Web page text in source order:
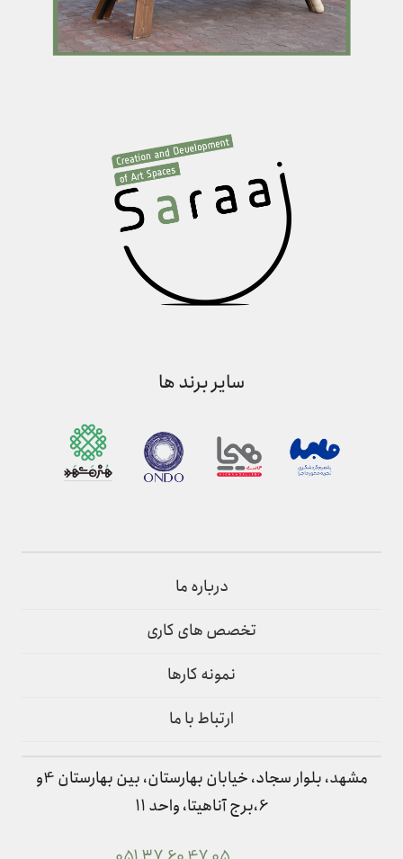
سایر برند ها
درباره ما
تخصص های کاری
نمونه کارها
ارتباط با ما
مشهد، بلوار سجاد، خیابان بهارستان، بین بهارستان 4و
6،برج آناهیتا، واحد 11